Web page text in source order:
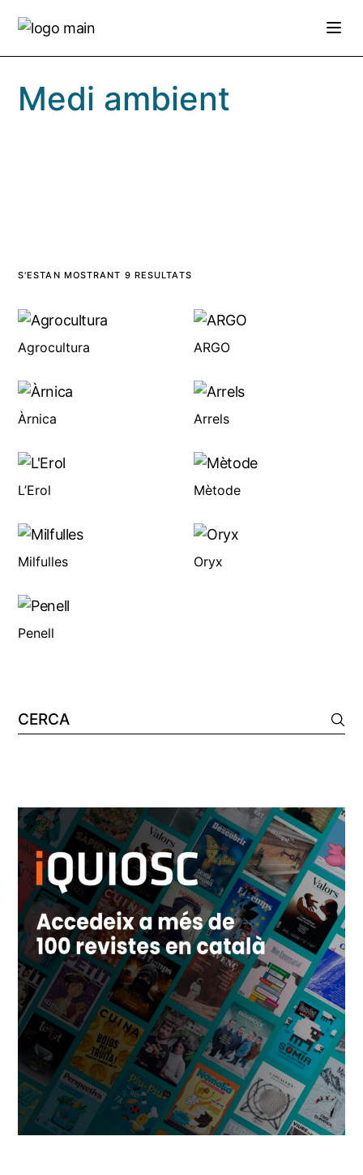
the
Medi ambient
S'ESTAN MOSTRANT 9 RESULTATS
Agrocultura ARGO
Àrnica Arrels
L’Erol Mètode
Milfulles Oryx
Penell
Cerca: